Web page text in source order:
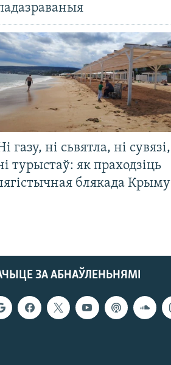
газу, ні сьвятла, ні сувязі,
турыстаў: як праходзіць
блякада Крыму
ЗА АБНАЎЛЕНЬНЯМІ